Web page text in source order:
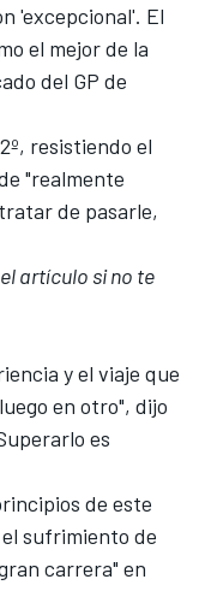
'excepcional'. El
el mejor de la
del GP de
resistiendo el
"realmente
de pasarle,
artículo si no te
y el viaje que
en otro", dijo
es
de este
sufrimiento de
carrera" en